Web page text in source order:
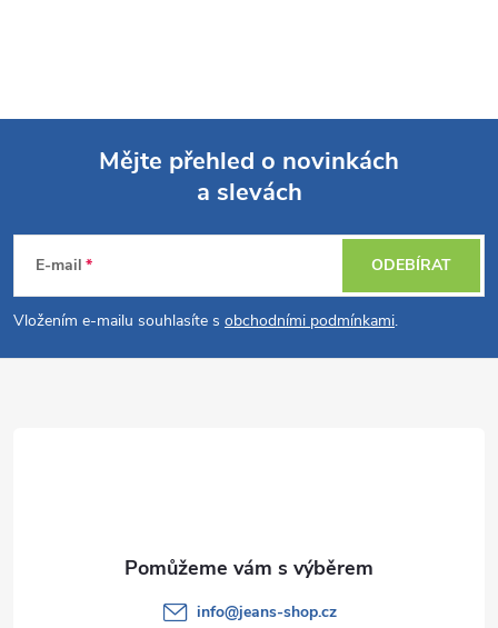
p
a
Mějte přehled o novinkách
a slevách
E-mail
Vložením e-mailu souhlasíte s obchodními podmínkami.
ODEBÍRAT
info@jeans-shop.cz